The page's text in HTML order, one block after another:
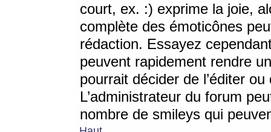
court, ex. :) exprime la joie,
complète des émoticônes
rédaction. Essayez
peuvent rapidement rendre
pourrait décider de l’éditer
L’administrateur du forum
nombre de smileys qui